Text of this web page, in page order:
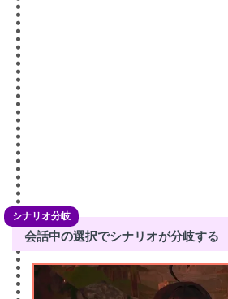
会話中の選択でシナリオが分岐する
シナリオ分岐